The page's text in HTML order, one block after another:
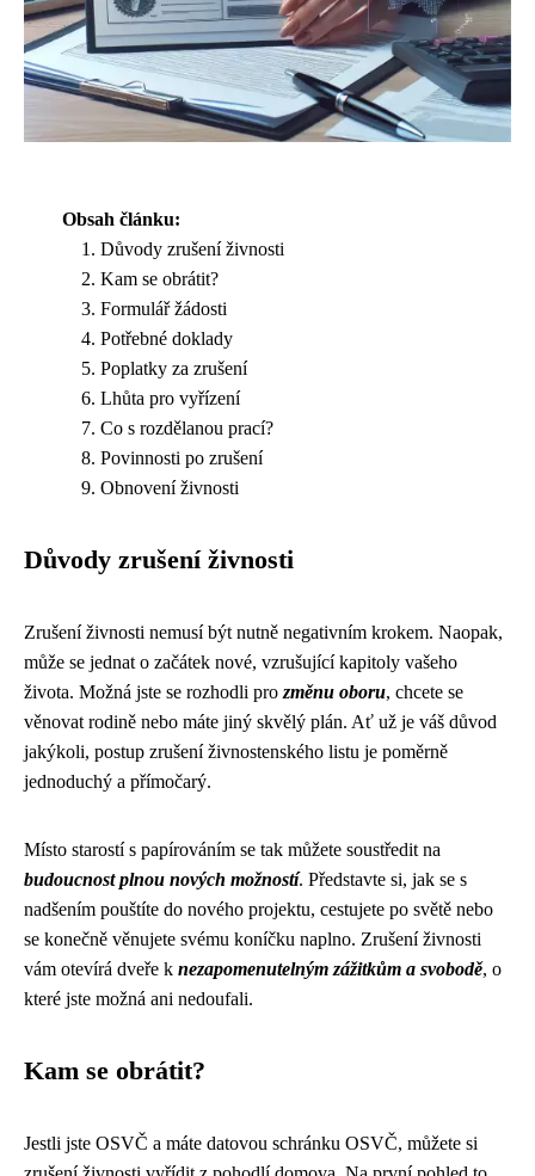
Obsah článku:
Důvody zrušení živnosti
Kam se obrátit?
Formulář žádosti
Potřebné doklady
Poplatky za zrušení
Lhůta pro vyřízení
Co s rozdělanou prací?
Povinnosti po zrušení
Obnovení živnosti
Důvody zrušení živnosti
Zrušení živnosti nemusí být nutně negativním krokem. Naopak,
může se jednat o začátek nové, vzrušující kapitoly vašeho
života. Možná jste se rozhodli pro změnu oboru, chcete se
věnovat rodině nebo máte jiný skvělý plán. Ať už je váš důvod
jakýkoli, postup zrušení živnostenského listu je poměrně
jednoduchý a přímočarý.
Místo starostí s papírováním se tak můžete soustředit na
budoucnost plnou nových možností. Představte si, jak se s
nadšením pouštíte do nového projektu, cestujete po světě nebo
se konečně věnujete svému koníčku naplno. Zrušení živnosti
vám otevírá dveře k nezapomenutelným zážitkům a svobodě, o
které jste možná ani nedoufali.
Kam se obrátit?
Jestli jste OSVČ a máte datovou schránku OSVČ, můžete si